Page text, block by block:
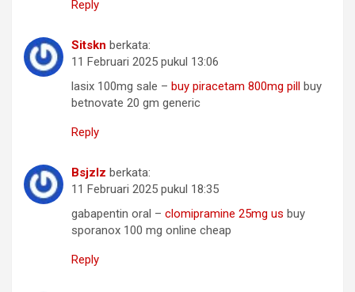
Reply
Sitskn berkata:
11 Februari 2025 pukul 13:06
lasix 100mg sale – buy piracetam 800mg pill buy
betnovate 20 gm generic
Reply
Bsjzlz berkata:
11 Februari 2025 pukul 18:35
gabapentin oral – clomipramine 25mg us buy
sporanox 100 mg online cheap
Reply